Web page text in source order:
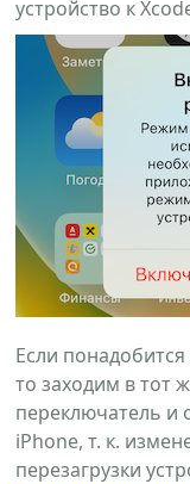
устройство к
Если
то заходим в тот
переключатель и
iPhone, т. к.
перезагрузки